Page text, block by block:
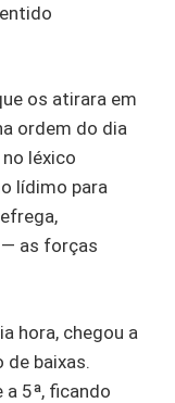
os atirara em
ordem do dia
léxico
lídimo para
— as forças
hora, chegou a
de baixas.
a 5ª, ficando